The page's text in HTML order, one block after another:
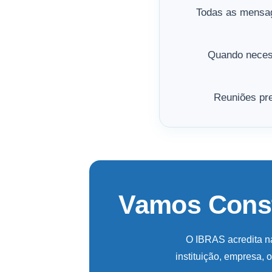
Todas as
Quando
Reuniões
Vamos
O IBRAS acredita
instituição, empresa,